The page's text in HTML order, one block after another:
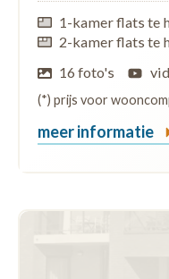
1-kamer flats te
2-kamer flats te
16 foto's
(*) prijs voor
meer informatie